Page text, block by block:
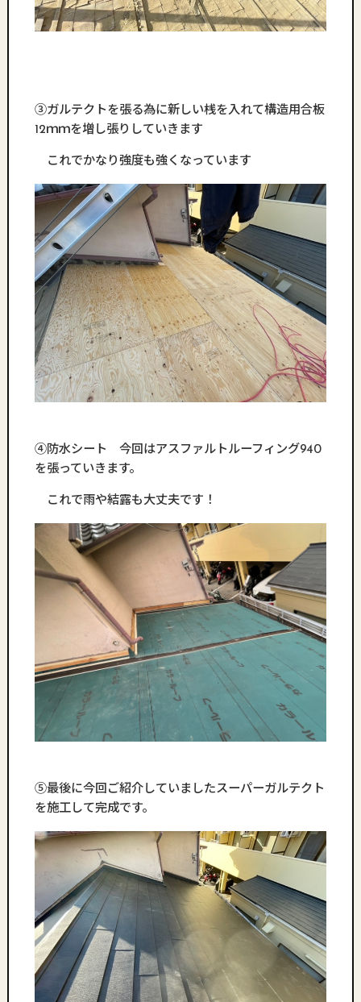
③ガルテクトを張る為に新しい桟を入れて構造用合板
12ｍｍを増し張りしていきます
これでかなり強度も強くなっています
④防水シート 今回はアスファルトルーフィング940
を張っていきます。
これで雨や結露も大丈夫です！
⑤最後に今回ご紹介していましたスーパーガルテクト
を施工して完成です。